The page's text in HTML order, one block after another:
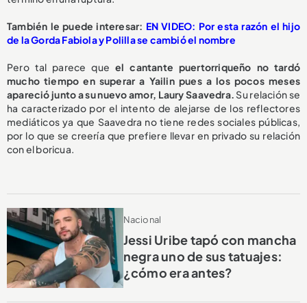
También le puede interesar: EN VIDEO: Por esta razón el hijo
de la Gorda Fabiola y Polilla se cambió el nombre
Pero tal parece que el cantante puertorriqueño no tardó
mucho tiempo en superar a Yailin pues a los pocos meses
apareció junto a su nuevo amor, Laury Saavedra.Su relación se
ha caracterizado por el intento de alejarse de los reflectores
mediáticos ya que Saavedra no tiene redes sociales públicas,
por lo que se creería que prefiere llevar en privado su relación
con el boricua.
Nacional
Jessi Uribe tapó con mancha
negra uno de sus tatuajes:
¿cómo era antes?